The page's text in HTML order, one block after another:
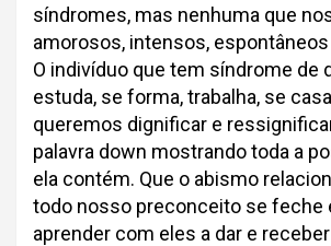
síndromes, mas nenhuma que
amorosos, intensos,
O indivíduo que tem síndrome de
estuda, se forma, trabalha, se
queremos dignificar e
palavra down mostrando toda a
ela contém. Que o abismo
todo nosso preconceito se feche
aprender com eles a dar e